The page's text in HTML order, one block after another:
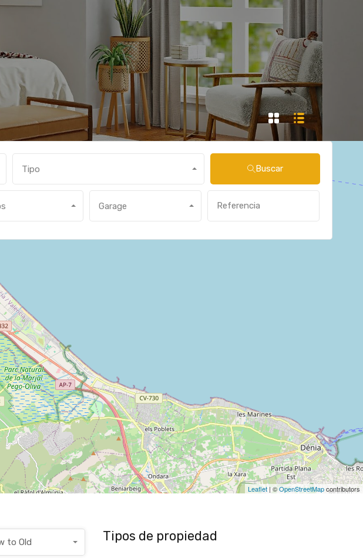
Tipo Buscar
Garage
Leaflet | ©OpenStreetMapcontributors
to Old Tipos de propiedad